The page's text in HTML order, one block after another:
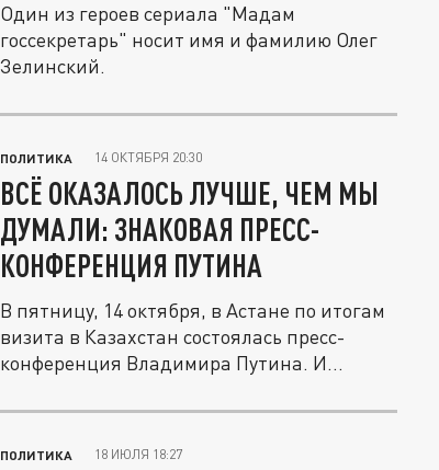
Один из героев сериала "Мадам
госсекретарь" носит имя и фамилию Олег
Зелинский.
ПОЛИТИКА 14 ОКТЯБРЯ 20:30
ВСЁ ОКАЗАЛОСЬ ЛУЧШЕ, ЧЕМ МЫ
ДУМАЛИ: ЗНАКОВАЯ ПРЕСС-
КОНФЕРЕНЦИЯ ПУТИНА
В пятницу, 14 октября, в Астане по итогам
визита в Казахстан состоялась пресс-
конференция Владимира Путина. И...
ПОЛИТИКА 18 ИЮЛЯ 18:27